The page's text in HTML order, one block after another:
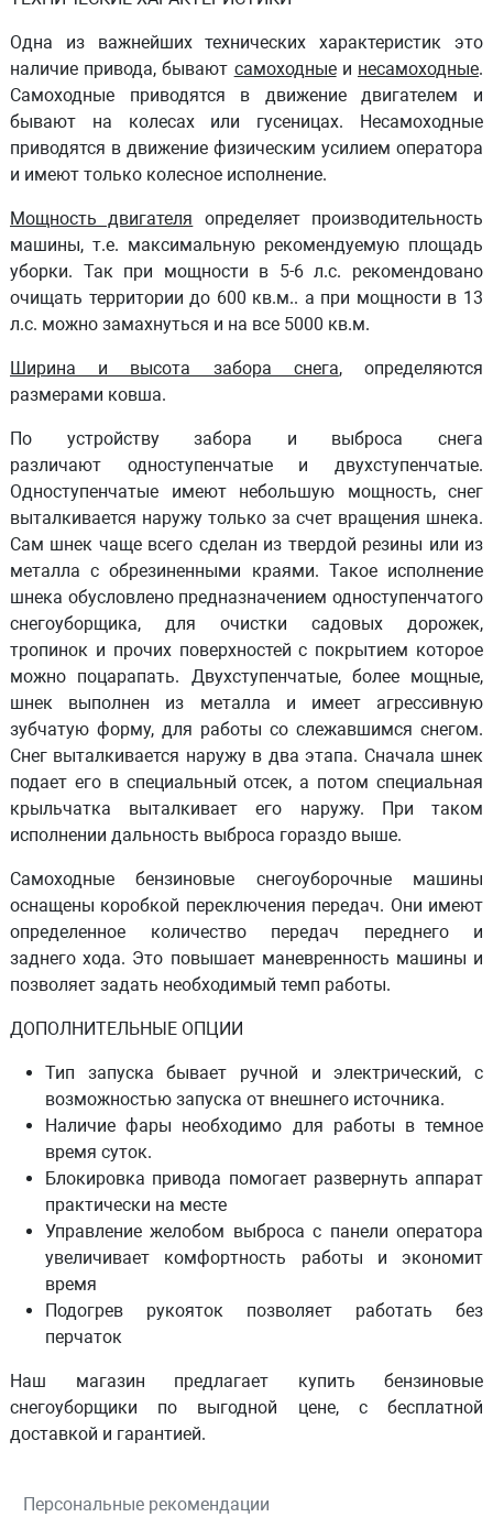
Одна из важнейших технических характеристик это
наличие привода, бывают самоходныеи несамоходные.
Самоходные приводятся в движение двигателем и
бывают на колесах или гусеницах. Несамоходные
приводятся в движение физическим усилием оператора
и имеют только колесное исполнение.
Мощность двигателя определяет производительность
машины, т.е. максимальную рекомендуемую площадь
уборки. Так при мощности в 5-6 л.с. рекомендовано
очищать территории до 600 кв.м.. а при мощности в 13
л.с. можно замахнуться и на все 5000 кв.м.
Ширина и высота забора снега, определяются
размерами ковша.
По устройству забора и выброса снега
различают одноступенчатыеидвухступенчатые.
Одноступенчатые имеют небольшую мощность, снег
выталкивается наружу только за счет вращения шнека.
Сам шнек чаще всего сделан из твердой резины или из
металла с обрезиненными краями. Такое исполнение
шнека обусловлено предназначением одноступенчатого
снегоуборщика, для очистки садовых дорожек,
тропинок и прочих поверхностей с покрытием которое
можно поцарапать. Двухступенчатые, более мощные,
шнек выполнен из металла и имеет агрессивную
зубчатую форму, для работы со слежавшимся снегом.
Снег выталкивается наружу в два этапа. Сначала шнек
подает его в специальный отсек, а потом специальная
крыльчатка выталкивает его наружу. При таком
исполнении дальность выброса гораздо выше.
Самоходные бензиновые снегоуборочные машины
оснащены коробкой переключения передач. Они имеют
определенное количество передач переднего и
заднего хода. Это повышает маневренность машины и
позволяет задать необходимый темп работы.
ДОПОЛНИТЕЛЬНЫЕ ОПЦИИ
Тип запуска бывает ручной и электрический, с
возможностью запуска от внешнего источника.
Наличие фары необходимо для работы в темное
время суток.
Блокировка привода помогает развернуть аппарат
практически на месте
Управление желобом выброса с панели оператора
увеличивает комфортность работы и экономит
время
Подогрев рукояток позволяет работать без
перчаток
Наш магазин предлагает купить бензиновые
снегоуборщики по выгодной цене, с бесплатной
доставкой и гарантией.
Персональные рекомендации